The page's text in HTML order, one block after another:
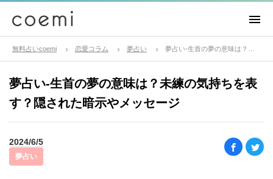
無料占いcoemi 恋愛コラム 夢占い
夢占い-生首の夢の意味は？未練の気持ちを表
す？隠された暗示やメッセージ
2024/6/5
夢占い